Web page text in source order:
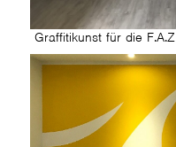
Graffitikunst für die F.A.Z